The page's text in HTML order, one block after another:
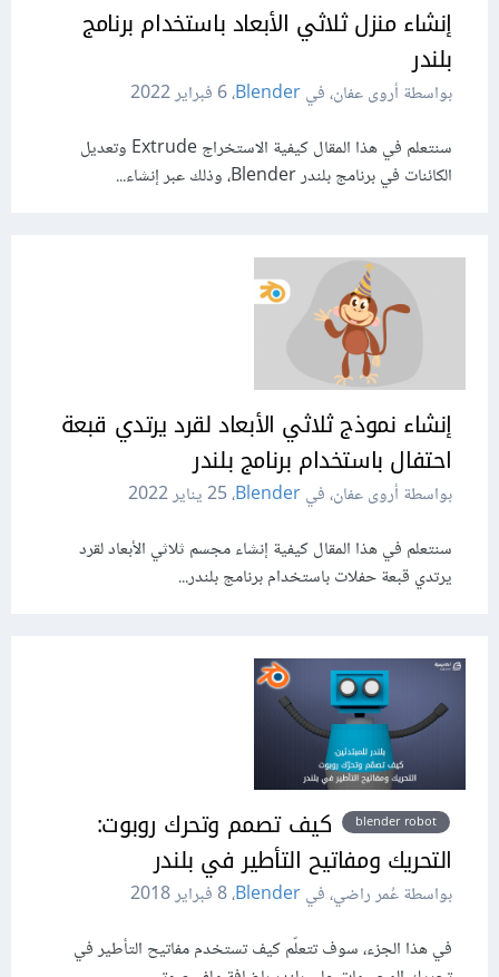
إنشاء منزل ثلاثي اﻷبعاد باستخدام برنامج
بلندر
بواسطة أروى عفان، فيBlender،6 فبراير 2022
سنتعلم في هذا المقال كيفية الاستخراج Extrude وتعديل
الكائنات في برنامج بلندر Blender، وذلك عبر إنشاء...
إنشاء نموذج ثلاثي اﻷبعاد لقرد يرتدي قبعة
احتفال باستخدام برنامج بلندر
بواسطة أروى عفان، فيBlender،25 يناير 2022
سنتعلم في هذا المقال كيفية إنشاء مجسم ثلاثي الأبعاد لقرد
يرتدي قبعة حفلات باستخدام برنامج بلندر...
blender robot
كيف تصمم وتحرك روبوت:
التحريك ومفاتيح التأطير في بلندر
بواسطة عُمر راضي، فيBlender،8 فبراير 2018
في هذا الجزء، سوف تتعلّم كيف تستخدم مفاتيح التأطير في